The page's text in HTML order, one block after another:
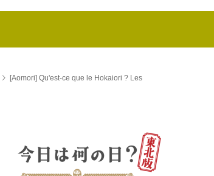
[Aomori] Qu'est-ce que le Hokaiori ? Les